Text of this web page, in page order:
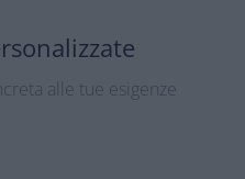
alle tue esigenze